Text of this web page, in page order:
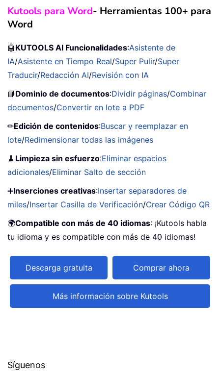
Kutools para Word- Herramientas 100+ para
Word
🤖 KUTOOLS AI Funcionalidades:Asistente de
IA/Asistente en Tiempo Real/Super Pulir/Super
Traducir/Redacción AI/Revisión con IA
📘 Dominio de documentos:Dividir páginas/Combinar
documentos/Convertir en lote a PDF
✏Edición de contenidos:Buscar y reemplazar en
lote/Redimensionar todas las imágenes
🧹 Limpieza sin esfuerzo:Eliminar espacios
adicionales/Eliminar Salto de sección
➕Inserciones creativas:Insertar separadores de
miles/Insertar Casilla de Verificación/Crear Código QR
🌍Compatible con más de 40 idiomas: ¡Kutools habla
tu idioma y es compatible con más de 40 idiomas!
Descarga gratuita Comprar ahora
Más información sobre Kutools
Síguenos